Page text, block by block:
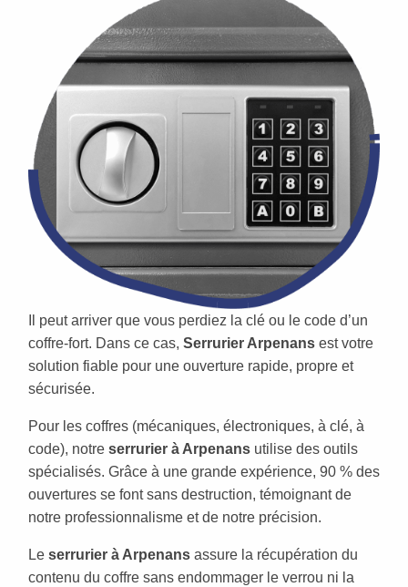
Il peut arriver que vous perdiez la clé ou le code d’un
coffre-fort. Dans ce cas, Serrurier Arpenans est votre
solution fiable pour une ouverture rapide, propre et
sécurisée.
Pour les coffres (mécaniques, électroniques, à clé, à
code), notre serrurier à Arpenans utilise des outils
spécialisés. Grâce à une grande expérience, 90 % des
ouvertures se font sans destruction, témoignant de
notre professionnalisme et de notre précision.
Le serrurier à Arpenans assure la récupération du
contenu du coffre sans endommager le verrou ni la